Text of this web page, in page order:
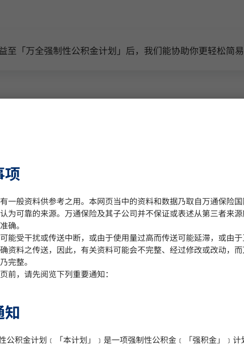
至「万全强制性公积金计划」后，我们能协助你更轻松简
上讲座 - 积金局
计划 - 新投资经理》网上讲座
成员通告-万全强制性公积金计划
项
一般资料供参考之用。本网页当中的资料和数据乃取自万通保险
为可靠的来源。万通保险及其子公司并不保证或表述从第三者来
确。
能受干扰或传送中断，或由于使用量过高而传送可能延滞，或由
资料之传送，因此，有关资料可能会不完整、经过修改或改动，
完整。
前，请先阅览下列重要通知：
知
公积金计划﹝「本计划」﹞是一项强制性公积金﹝「强积金」﹞计